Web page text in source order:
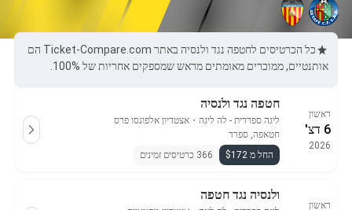
כל הכרטיסים לחטפה נגד ולנסיה באתר Ticket-Compare.com הם
אותנטיים, ממוכרים מאומתים מראש שמספקים אחריות של 100%.
ראשון
6 דצ'
2026
חטפה נגד ולנסיה
ליגה ספרדית - לה ליגה ・ אצטדיון אלפונסו פרס
חטאפה, ספרד
החל מ $172
366 כרטיסים זמינים
ראשון
ולנסיה נגד חטפה